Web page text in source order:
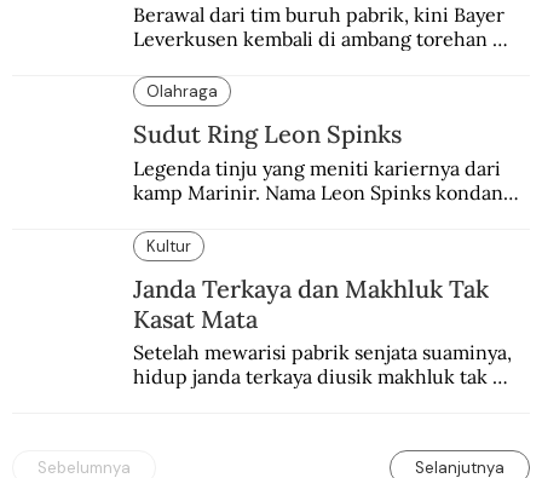
Berawal dari tim buruh pabrik, kini Bayer
Leverkusen kembali di ambang torehan
“Neverkusen”.
Olahraga
Sudut Ring Leon Spinks
Legenda tinju yang meniti kariernya dari
kamp Marinir. Nama Leon Spinks kondang
Muhammad Ali.
Kultur
Janda Terkaya dan Makhluk Tak
Kasat Mata
Setelah mewarisi pabrik senjata suaminya,
hidup janda terkaya diusik makhluk tak
Sebelumnya Selanjutnya